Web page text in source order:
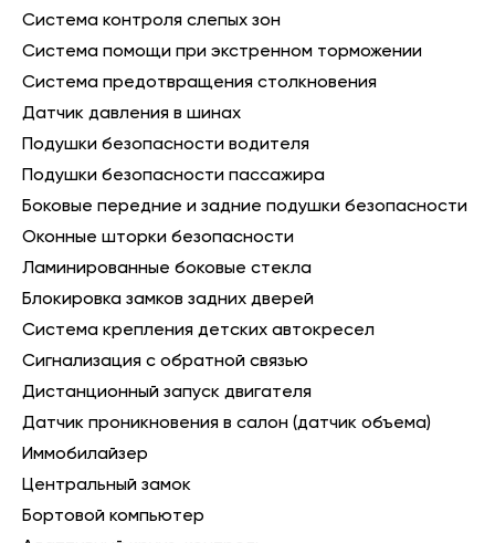
Система контроля слепых зон
Система помощи при экстренном торможении
Система предотвращения столкновения
Датчик давления в шинах
Подушки безопасности водителя
Подушки безопасности пассажира
Боковые передние и задние подушки безопасности
Оконные шторки безопасности
Ламинированные боковые стекла
Блокировка замков задних дверей
Система крепления детских автокресел
Сигнализация с обратной связью
Дистанционный запуск двигателя
Датчик проникновения в салон (датчик объема)
Иммобилайзер
Центральный замок
Бортовой компьютер